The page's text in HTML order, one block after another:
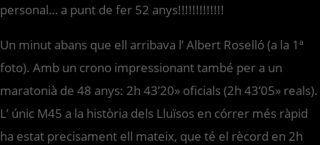
personal… a punt de fer 52 anys!!!!!!!!!!!!!
Un minut abans que ell arribava l’ Albert Roselló (a la 1ª
foto). Amb un crono impressionant també per a un
maratonià de 48 anys: 2h 43’20» oficials (2h 43’05» reals).
L’ únic M45 a la història dels Lluïsos en córrer més ràpid
ha estat precisament ell mateix, que té el rècord en 2h